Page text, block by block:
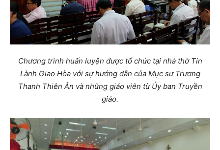
Chương trình huấn luyện được tổ chức tại nhà thờ Tin
Lành Giao Hòa với sự hướng dẫn của Mục sư Trương
Thanh Thiên Ân và những giáo viên từ Ủy ban Truyền
giáo.